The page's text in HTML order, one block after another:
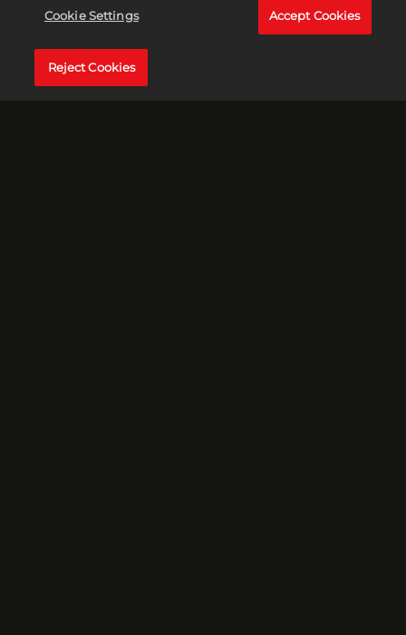
Cookie Settings Accept Cookies
Reject Cookies